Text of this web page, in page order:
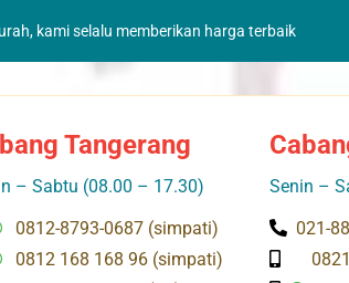
kami selalu memberikan harga terbaik
Tangerang
– Sabtu (08.00 – 17.30)
0812-8793-0687 (simpati)
0812 168 168 96 (simpati)
Senin –
021-
0821